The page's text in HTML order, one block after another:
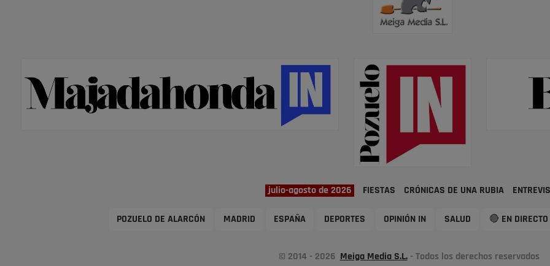
julio-agosto de 2026 FIESTAS CRÓNICAS DE UNA RUBIA
POZUELO DE ALARCÓN MADRID ESPAÑA DEPORTES OPINIÓN IN SALUD 🔴 EN DIRECTO
© 2014 - 2026 Meiga Media S.L.- Todos los derechos reservados